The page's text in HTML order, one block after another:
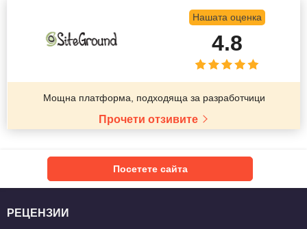
Нашата оценка
4.8
Мощна платформа, подходяща за разработчици
Прочети отзивите
Посетете сайта
РЕЦЕНЗИИ